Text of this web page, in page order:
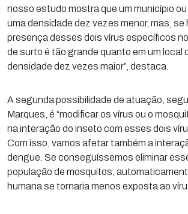
nosso estudo mostra que um município
uma densidade dez vezes menor, mas, se
presença desses dois vírus específicos
de surto é tão grande quanto em um local
densidade dez vezes maior”, destaca.
A segunda possibilidade de atuação,
Marques, é “modificar os vírus ou o
na interação do inseto com esses dois
Com isso, vamos afetar também a
dengue. Se conseguíssemos eliminar
população de mosquitos,
humana se tornaria menos exposta ao